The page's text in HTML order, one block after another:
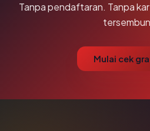
Tanpa pendaftaran. Tanpa
Mulai cek